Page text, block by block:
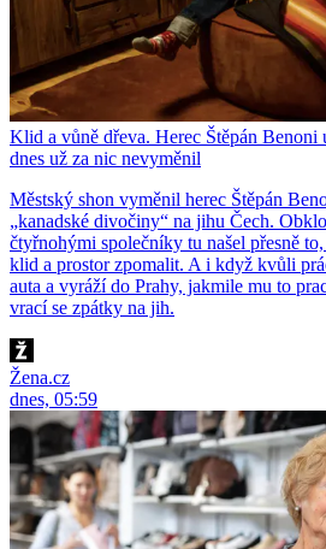
Klid a vůně dřeva. Herec Štěpán Benoni
dnes už za nic nevyměnil
Městský shon vyměnil herec Štěpán
„kanadské divočiny“ na jihu Čech.
čtyřnohými společníky tu našel přesně
klid a prostor zpomalit. A i když kvůli
auta a vyráží do Prahy, jakmile mu to
vrací se zpátky na jih.
Žena.cz
dnes, 05:59